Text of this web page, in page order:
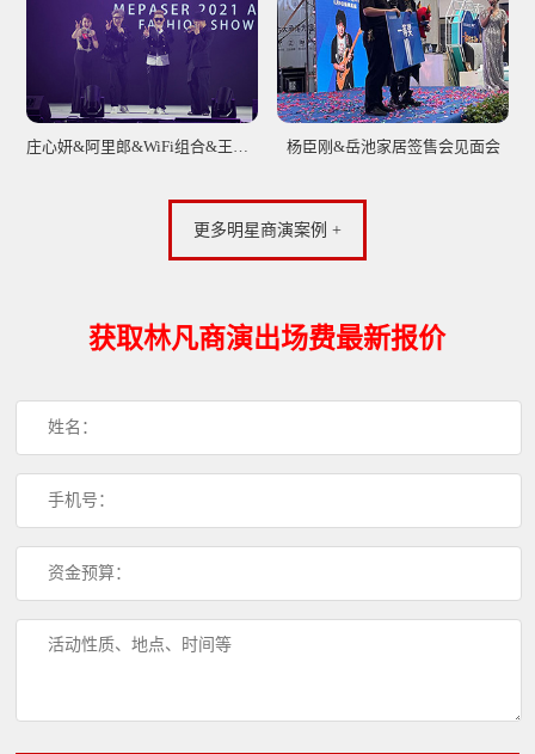
庄心妍&阿里郎&WiFi组合&王赫野出席玛帕萨2023秋冬新品发布会 杨臣刚&岳池家居签售会见面会
更多明星商演案例 +
获取林凡商演出场费最新报价